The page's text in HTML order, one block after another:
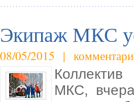
Экипаж МКС
08/05/2015 |
МКС,